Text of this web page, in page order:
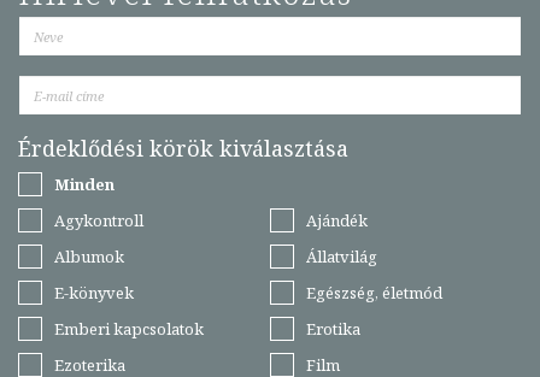
Érdeklődési körök kiválasztása
Minden
Agykontroll
Ajándék
Albumok
Állatvilág
E-könyvek
Egészség, életmód
Emberi kapcsolatok
Erotika
Ezoterika
Film